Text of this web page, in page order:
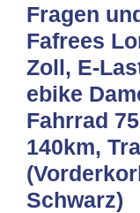
Fragen
Fafrees
Zoll, E-
ebike
Fahrrad
140km,
Schwarz)